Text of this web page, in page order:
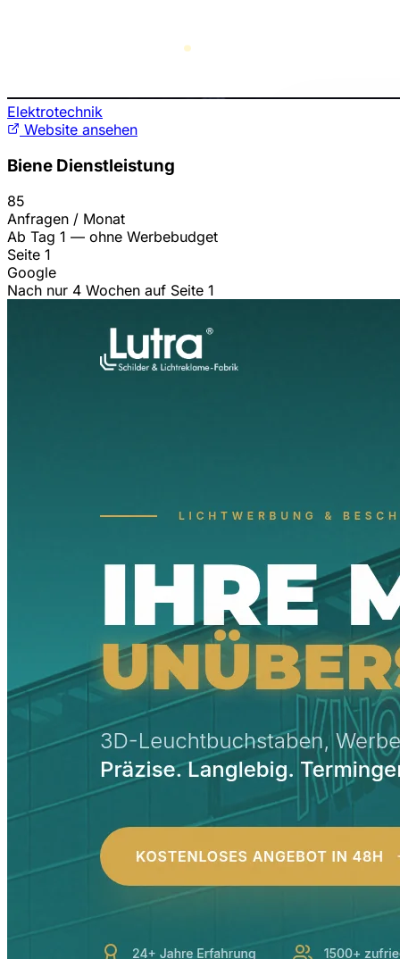
Elektrotechnik
Website ansehen
Biene Dienstleistung
85
Anfragen / Monat
Ab Tag 1 — ohne Werbebudget
Seite 1
Google
Nach nur 4 Wochen auf Seite 1